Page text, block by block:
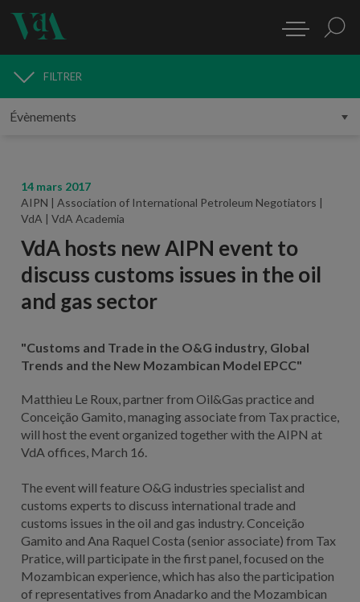
MÉDIAS
FILTRER
14 mars 2017
AIPN | Association of International Petroleum Negotiators |
VdA | VdA Academia
VdA hosts new AIPN event to
discuss customs issues in the oil
and gas sector
"Customs and Trade in the O&G industry, Global
Trends and the New Mozambican Model EPCC"
Matthieu Le Roux, partner from Oil&Gas practice and
Conceição Gamito, managing associate from Tax practice,
will host the event organized together with the AIPN at
VdA offices, March 16.
The event will feature O&G industries specialist and
customs experts to discuss international trade and
customs issues in the oil and gas industry. Conceição
Gamito and Ana Raquel Costa (senior associate) from Tax
Pratice, will participate in the first panel, focused on the
Mozambican experience, which has also the participation
of representatives from Anadarko and the Mozambican